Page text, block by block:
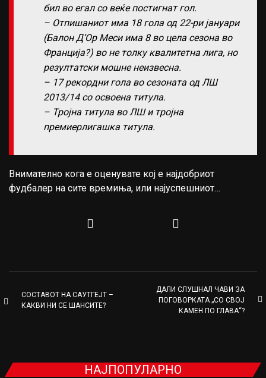
бил во егал со веќе постигнат гол.
– Отпишаниот има 18 гола од 22-ри јануари
(Балон Д’Ор Меси има 8 во цела сезона во
Франција?) во не толку квалитетна лига, но
резултатски мошне неизвесна.
– 17 рекордни гола во сезоната од ЛШ
2013/14 со освоена титула.
– Тројна титула во ЛШ и тројна
премиерлигашка титула.
Внимателно кога е оценувате кој е најдобриот
фудбалер на сите времиња, или најуспешниот…
СОСТАВОТ НА САУТГЕЈТ –
КАКВИ НИ СЕ ШАНСИТЕ?
ДАЛИ СЛУШНАЛ ЧАВИ ЗА
ПОГОВОРКАТА „СО СВОЈ
КАМЕН ПО ГЛАВА“?
НАЈПОПУЛАРНО